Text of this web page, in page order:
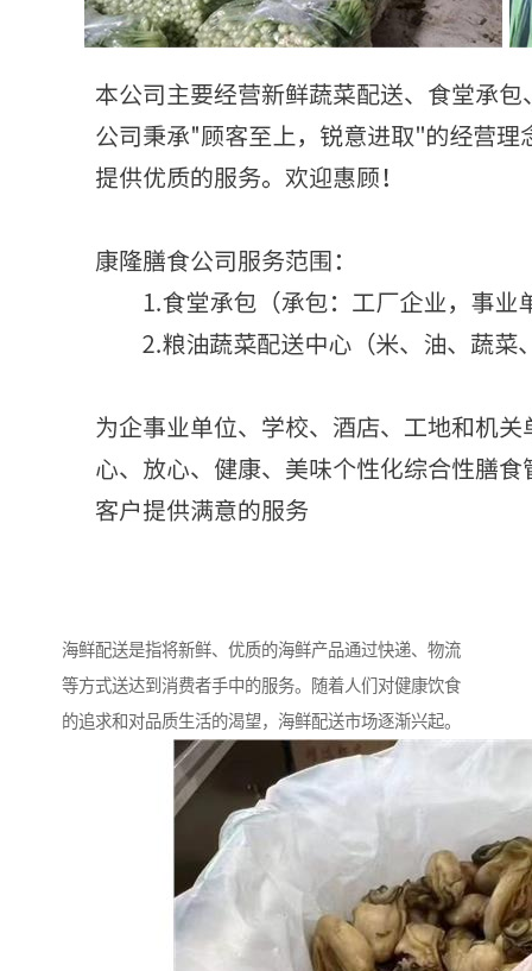
海鲜配送是指将新鲜、优质的海鲜产品通过快递、物流
等方式送达到消费者手中的服务。随着人们对健康饮食
的追求和对品质生活的渴望，海鲜配送市场逐渐兴起。